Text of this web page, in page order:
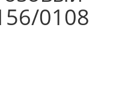
0108